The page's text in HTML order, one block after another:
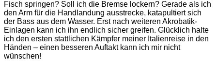
Fisch springen? Soll ich die Bremse lockern? Gerade als ich
den Arm für die Handlandung ausstrecke, katapultiert sich
der Bass aus dem Wasser. Erst nach weiteren Akrobatik-
Einlagen kann ich ihn endlich sicher greifen. Glücklich halte
ich den ersten stattlichen Kämpfer meiner Italienreise in den
Händen – einen besseren Auftakt kann ich mir nicht
wünschen!